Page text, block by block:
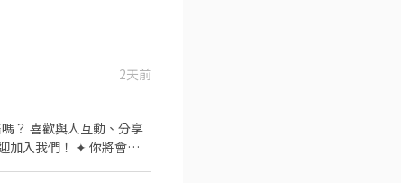
2天前
？ 喜歡與人互動、分享
加入我們！ ✦ 你將會參